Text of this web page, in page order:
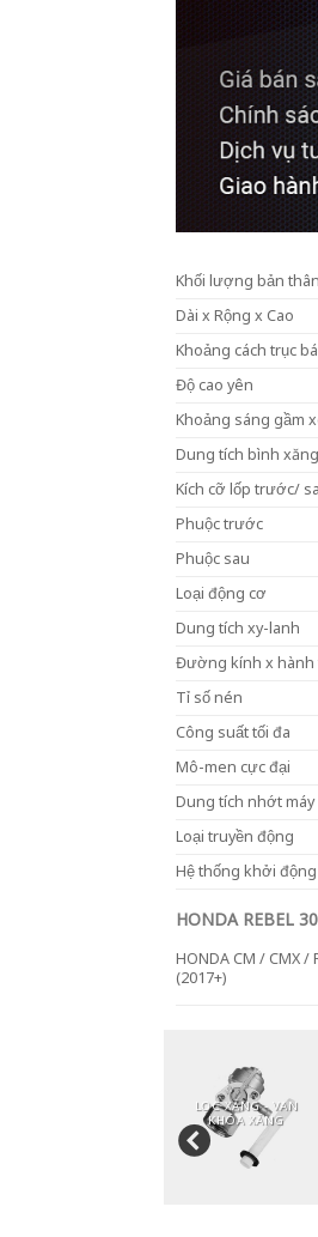
Khối lượng bản thân
Dài x Rộng x Cao
Khoảng cách trục
Độ cao yên
Khoảng sáng gầm
Dung tích bình xăng
Kích cỡ lốp trước/
Phuộc trước
Phuộc sau
Loại động cơ
Dung tích xy-lanh
Đường kính x
Tỉ số nén
Công suất tối đa
Mô-men cực đại
Dung tích nhớt máy
Loại truyền động
Hệ thống khởi động
HONDA REBEL
HONDA CM / CMX /
(2017+)
LỌC XĂNG - VAN
KHÓA XĂNG